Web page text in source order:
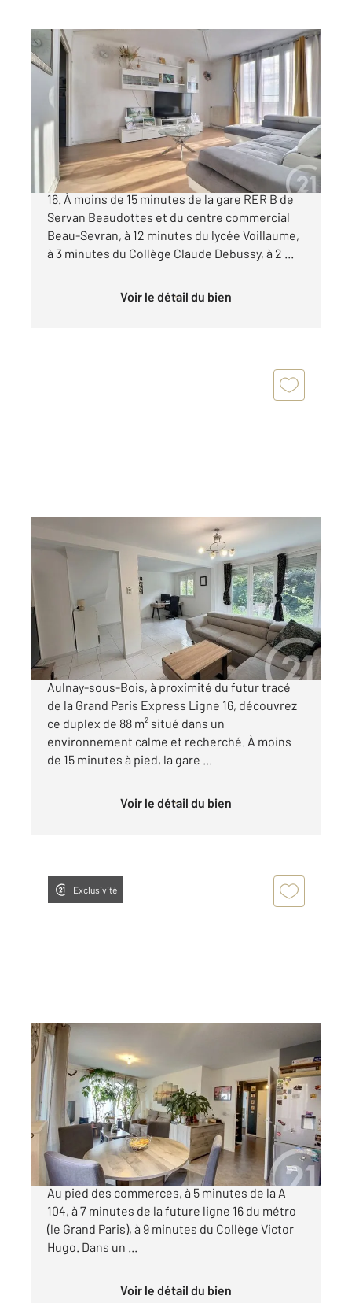
AULNAY SOUS BOIS 93
62,57 m
, 3 pièces
Ref : 1964
Appartement F3 à vendre
150 000 €
Aulnay-sous-Bois, proche du futur métro ligne
16. À moins de 15 minutes de la gare RER B de
Servan Beaudottes et du centre commercial
Beau-Sevran, à 12 minutes du lycée Voillaume,
à 3 minutes du Collège Claude Debussy, à 2 ...
Voir le détail du bien
AULNAY SOUS BOIS 93
88 m
, 4 pièces
Appartement Duplex à vendre
205 000 €
AULNAY-SOUS-BOIS - PROCHE LIGNE 16 À
Aulnay-sous-Bois, à proximité du futur tracé
de la Grand Paris Express Ligne 16, découvrez
ce duplex de 88 m² situé dans un
environnement calme et recherché. À moins
de 15 minutes à pied, la gare ...
Voir le détail du bien
Exclusivité
AULNAY SOUS BOIS 93
55,40 m
, 3 pièces
Ref : 1671
Appartement F3 à vendre
172 000 €
AULNAY SOUS BOIS, proche Parc du Sausset.
Au pied des commerces, à 5 minutes de la A
104, à 7 minutes de la future ligne 16 du métro
(le Grand Paris), à 9 minutes du Collège Victor
Hugo. Dans un ...
Voir le détail du bien